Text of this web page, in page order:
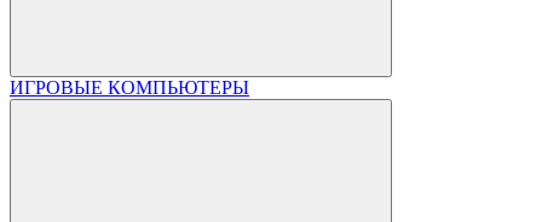
ИГРОВЫЕ КОМПЬЮТЕРЫ